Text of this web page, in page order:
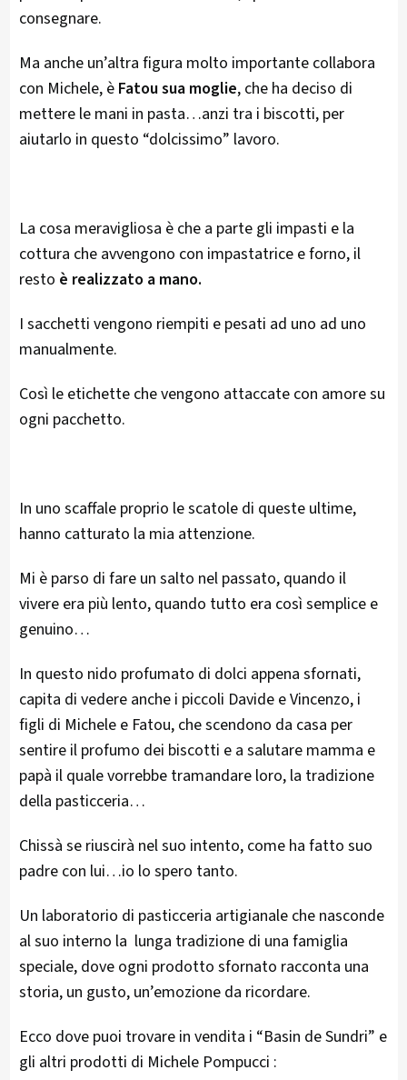
consegnare.
Ma anche un’altra figura molto importante collabora
con Michele, è Fatou sua moglie, che ha deciso di
mettere le mani in pasta…anzi tra i biscotti, per
aiutarlo in questo “dolcissimo” lavoro.
La cosa meravigliosa è che a parte gli impasti e la
cottura che avvengono con impastatrice e forno, il
resto è realizzato a mano.
I sacchetti vengono riempiti e pesati ad uno ad uno
manualmente.
Così le etichette che vengono attaccate con amore su
ogni pacchetto.
In uno scaffale proprio le scatole di queste ultime,
hanno catturato la mia attenzione.
Mi è parso di fare un salto nel passato, quando il
vivere era più lento, quando tutto era così semplice e
genuino…
In questo nido profumato di dolci appena sfornati,
capita di vedere anche i piccoli Davide e Vincenzo, i
figli di Michele e Fatou, che scendono da casa per
sentire il profumo dei biscotti e a salutare mamma e
papà il quale vorrebbe tramandare loro, la tradizione
della pasticceria…
Chissà se riuscirà nel suo intento, come ha fatto suo
padre con lui…io lo spero tanto.
Un laboratorio di pasticceria artigianale che nasconde
al suo interno la lunga tradizione di una famiglia
speciale, dove ogni prodotto sfornato racconta una
storia, un gusto, un’emozione da ricordare.
Ecco dove puoi trovare in vendita i “Basin de Sundri” e
gli altri prodotti di Michele Pompucci :